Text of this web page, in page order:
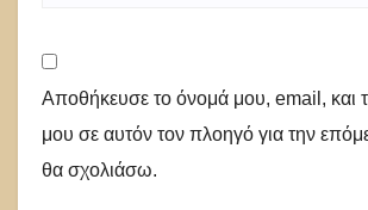
Αποθήκευσε το όνομά μου, email, και
μου σε αυτόν τον πλοηγό για την
θα σχολιάσω.